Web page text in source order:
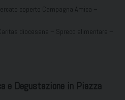
coperto Campagna Amica –
diocesana – Spreco alimentare –
e Degustazione in Piazza